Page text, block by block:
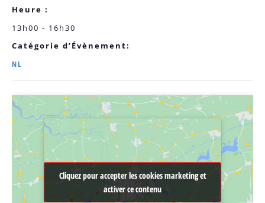
Heure :
13h00 - 16h30
Catégorie d’Évènement:
NL
Cliquez pour accepter les cookies marketing et
activer ce contenu
Cliquez pour accepter les cookies marketing et
activer ce contenu